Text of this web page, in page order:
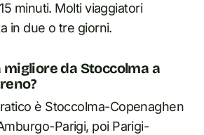
minuti. Molti viaggiatori
in due o tre giorni.
migliore da Stoccolma a
è Stoccolma-Copenaghen
Parigi, poi Parigi-